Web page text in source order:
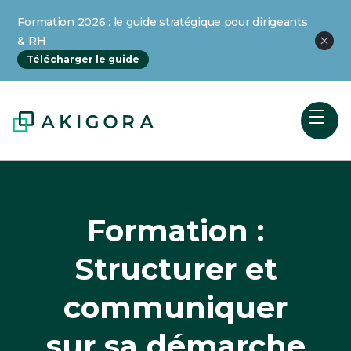
Formation 2026 : le guide stratégique pour dirigeants
& RH
Télécharger le guide
Formation :
Structurer et
communiquer